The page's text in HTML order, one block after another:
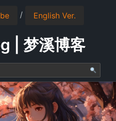
/ English Ver.
| 梦溪博客